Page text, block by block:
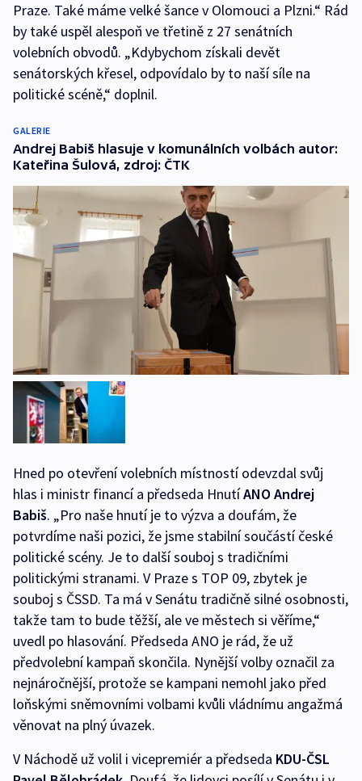
Praze. Také máme velké šance v Olomouci a Plzni.“ Rád
by také uspěl alespoň ve třetině z 27 senátních
volebních obvodů. „Kdybychom získali devět
senátorských křesel, odpovídalo by to naší síle na
politické scéně,“ doplnil.
GALERIE
Andrej Babiš hlasuje v komunálních volbách autor:
Kateřina Šulová, zdroj: ČTK
Hned po otevření volebních místností odevzdal svůj
hlas i ministr financí a předseda HnutíANO Andrej
Babiš. „Pro naše hnutí je to výzva a doufám, že
potvrdíme naši pozici, že jsme stabilní součástí české
politické scény. Je to další souboj s tradičními
politickými stranami. V Praze s TOP 09, zbytek je
souboj s ČSSD. Ta má v Senátu tradičně silné osobnosti,
takže tam to bude těžší, ale ve městech si věříme,“
uvedl po hlasování. Předseda ANO je rád, že už
předvolební kampaň skončila. Nynější volby označil za
nejnáročnější, protože se kampani nemohl jako před
loňskými sněmovními volbami kvůli vládnímu angažmá
věnovat na plný úvazek.
V Náchodě už volil i vicepremiér a předseda KDU-ČSL